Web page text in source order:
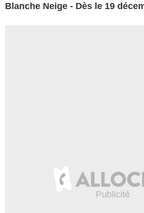
Blanche Neige - Dès le 19